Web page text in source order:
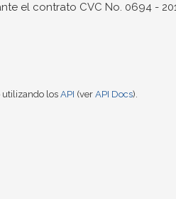
el contrato CVC No. 0694 -
utilizando los API (ver API Docs).